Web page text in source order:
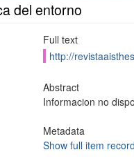
del entorno
Full text
http://
Abstract
Informacion no
Metadata
Show full item record